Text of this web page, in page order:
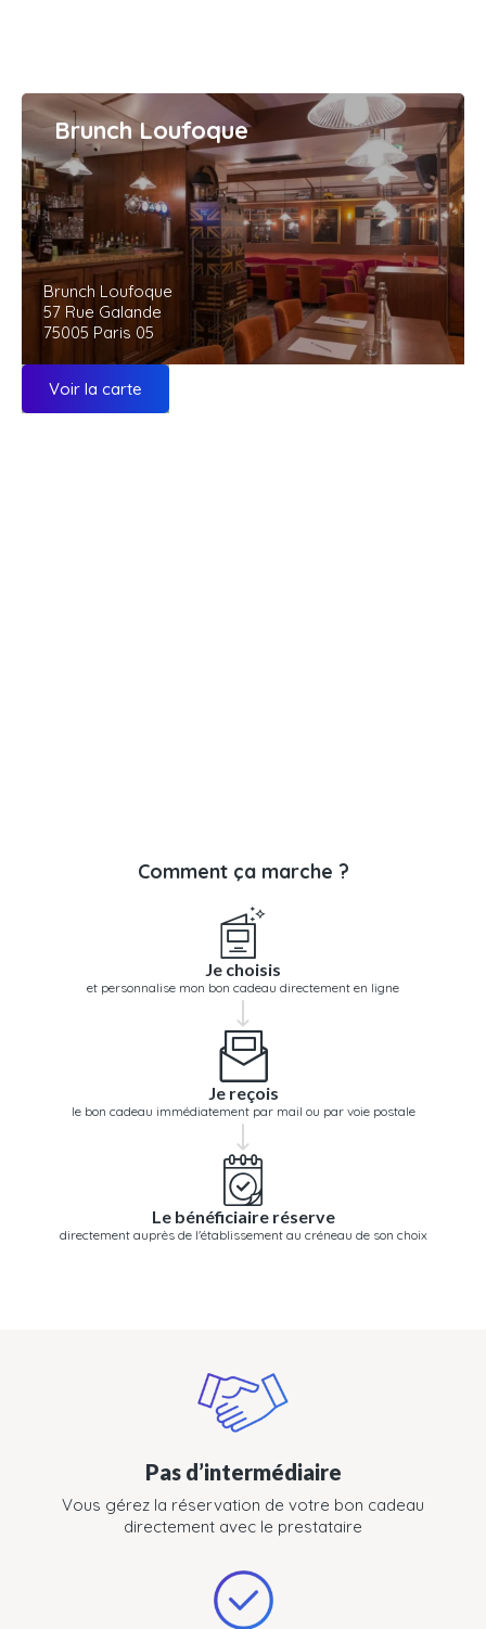
Brunch Loufoque
Brunch Loufoque
57 Rue Galande
75005 Paris 05
Voir la carte
Comment ça marche ?
Je choisis
et personnalise mon bon cadeau directement en ligne
Je reçois
le bon cadeau immédiatement par mail ou par voie postale
Le bénéficiaire réserve
directement auprès de l'établissement au créneau de son choix
Pas d’intermédiaire
Vous gérez la réservation de votre bon cadeau
directement avec le prestataire